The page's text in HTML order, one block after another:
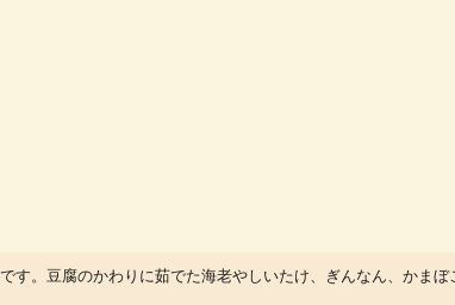
す。豆腐のかわりに茹でた海老やしいたけ、ぎんなん、かまぼ